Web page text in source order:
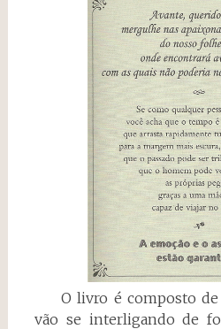
O livro é composto de
vão se interligando de